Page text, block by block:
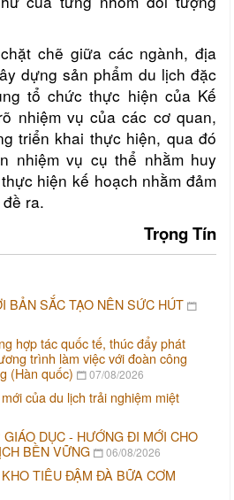
chẽ giữa các ngành, địa
dựng sản phẩm du lịch đặc
tổ chức thực hiện của Kế
nhiệm vụ của các cơ quan,
triển khai thực hiện, qua đó
nhiệm vụ cụ thể nhằm huy
hiện kế hoạch nhằm đảm
ra.
Trọng Tín
BẢN SẮC TẠO NÊN SỨC HÚT
hợp tác quốc tế, thúc đẩy phát
trình làm việc với đoàn công
(Hàn quốc)
07/08/2026
của du lịch trải nghiệm miệt
DỤC - HƯỚNG ĐI MỚI CHO
BỀN VỮNG
06/08/2026
TIÊU ĐẬM ĐÀ BỮA CƠM